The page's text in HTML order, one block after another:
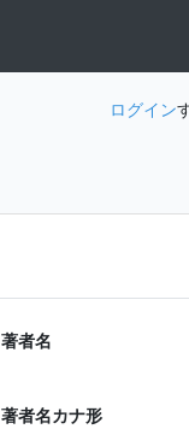
ログイン
著者名
著者名カナ形